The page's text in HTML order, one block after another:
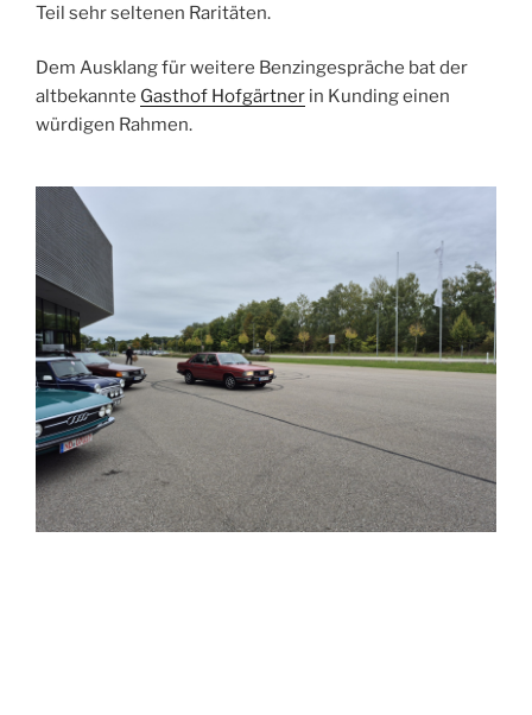
Teil sehr seltenen Raritäten.
Dem Ausklang für weitere Benzingespräche bat der
altbekannte Gasthof Hofgärtner in Kunding einen
würdigen Rahmen.